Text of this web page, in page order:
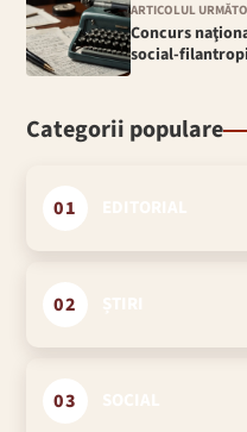
ARTICOLUL
Concurs
social-
Categorii populare
01
02
03